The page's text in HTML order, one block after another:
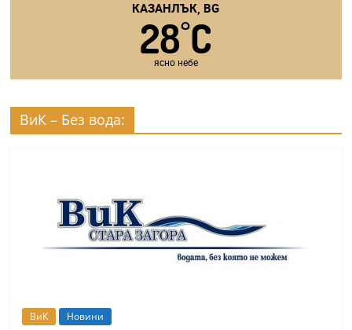
КАЗАНЛЪК, BG
28°C
ясно небе
ВиК – Без вода:
ВиК Новини